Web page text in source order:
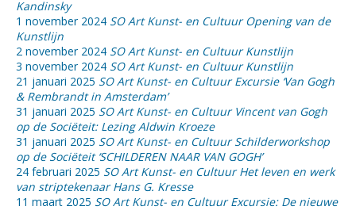
Kandinsky
1 november 2024 SO Art Kunst- en Cultuur Opening van de
Kunstlijn
2 november 2024 SO Art Kunst- en Cultuur Kunstlijn
3 november 2024 SO Art Kunst- en Cultuur Kunstlijn
21 januari 2025 SO Art Kunst- en Cultuur Excursie ‘Van Gogh
& Rembrandt in Amsterdam’
31 januari 2025 SO Art Kunst- en Cultuur Vincent van Gogh
op de Sociëteit: Lezing Aldwin Kroeze
31 januari 2025 SO Art Kunst- en Cultuur Schilderworkshop
op de Sociëteit ‘SCHILDEREN NAAR VAN GOGH’
24 februari 2025 SO Art Kunst- en Cultuur Het leven en werk
van striptekenaar Hans G. Kresse
11 maart 2025 SO Art Kunst- en Cultuur Excursie: De nieuwe